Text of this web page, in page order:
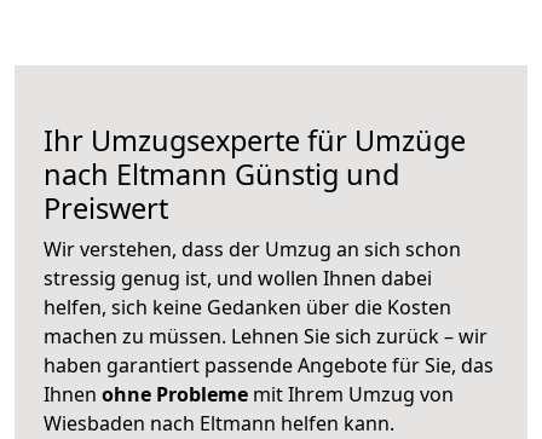
Ihr Umzugsexperte für Umzüge
nach Eltmann Günstig und
Preiswert
Wir verstehen, dass der Umzug an sich schon
stressig genug ist, und wollen Ihnen dabei
helfen, sich keine Gedanken über die Kosten
machen zu müssen. Lehnen Sie sich zurück – wir
haben garantiert passende Angebote für Sie, das
Ihnen ohne Probleme mit Ihrem Umzug von
Wiesbaden nach Eltmann helfen kann.